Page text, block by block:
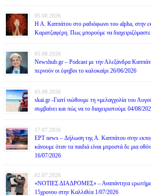
05.08.2026
Η Α. Καππάτου στο ραδιόφωνο του alpha, στην
Καρατζαφέρη. Πως μπορούμε να
05.08.2026
Newshub.gr – Podcast με την Αλεξάνδρα
περνούν οι έφηβοι το καλοκαίρι 26/06/2026
05.08.2026
skai.gr -Γιατί νιώθουμε τη «μελαγχολία του
συμβαίνει και πώς να το διαχειριστούμε 04/08/
17.07.2026
ΕΡΤ news – Δήλωση της Α. Καππάτου στην
κάνουμε όταν τα παιδιά είναι μπροστά δε μια
16/07/2026
02.07.2026
«ΝΟΤΙΕΣ ΔΙΑΔΡΟΜΕΣ» – Αναπάντητα
15χρονου στην Καλλιθέα 1/07/2026